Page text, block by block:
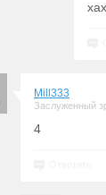
Mill333
Заслуженный
4